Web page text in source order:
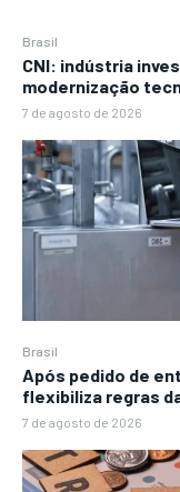
Brasil
CNI: indústria
modernização
7 de agosto de 2026
Brasil
Após pedido de
flexibiliza regras
7 de agosto de 2026